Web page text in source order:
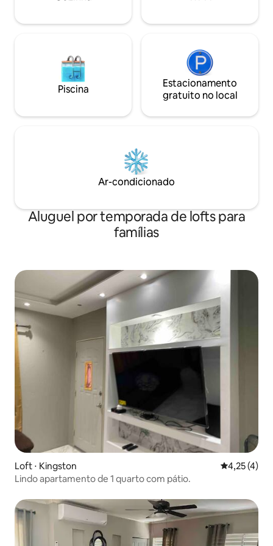
Piscina
Estacionamento
gratuito no local
Ar-condicionado
Aluguel por temporada de lofts para
famílias
Loft ⋅ Kingston 4,25 de
4,25 (4)
Lindo apartamento de 1 quarto com pátio.